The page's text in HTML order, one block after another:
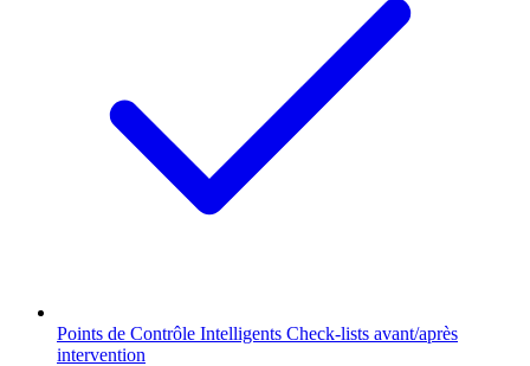
Points de Contrôle Intelligents Check-lists avant/après
intervention